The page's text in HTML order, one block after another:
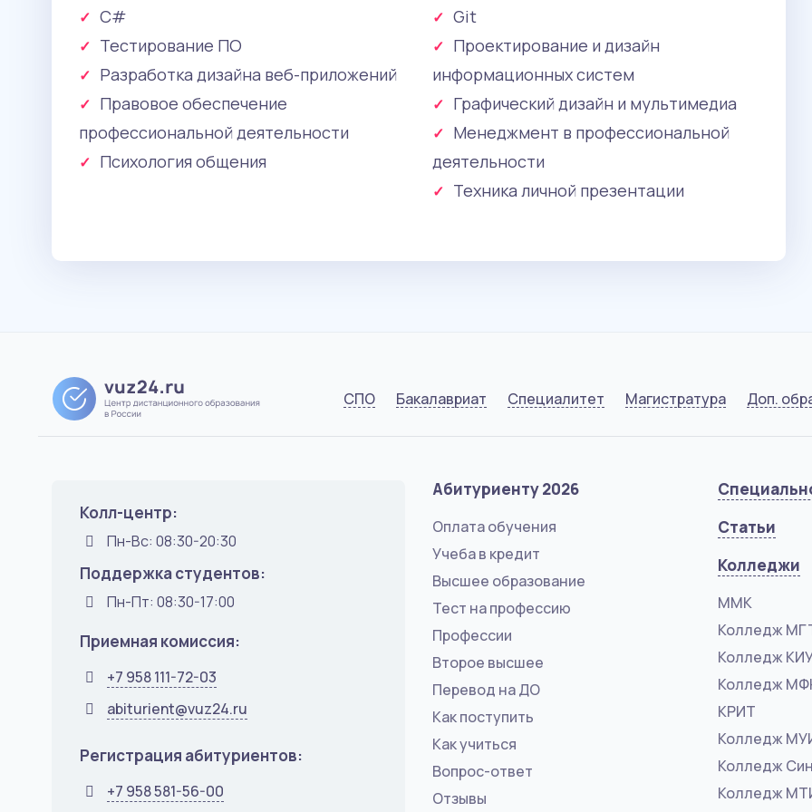
C#
Тестирование ПО
Разработка дизайна веб-приложений
Правовое обеспечение
профессиональной деятельности
Психология общения
Git
Проектирование и дизайн
информационных систем
Графический дизайн и мультимедиа
Менеджмент в профессиональной
деятельности
Техника личной презентации
СПО Бакалавриат Специалитет Магистратура Доп.
Колл-центр:
Пн-Вс: 08:30-20:30
Поддержка студентов:
Пн-Пт: 08:30-17:00
Приемная комиссия:
+7 958 111-72-03
abiturient@vuz24.ru
Регистрация абитуриентов:
+7 958 581-56-00
Абитуриенту 2026
Оплата обучения
Учеба в кредит
Высшее образование
Тест на профессию
Профессии
Второе высшее
Перевод на ДО
Как поступить
Как учиться
Вопрос-ответ
Отзывы
Статьи
Колледжи
ММК
Колледж
Колледж
Колледж
КРИТ
Колледж
Колледж
Колледж